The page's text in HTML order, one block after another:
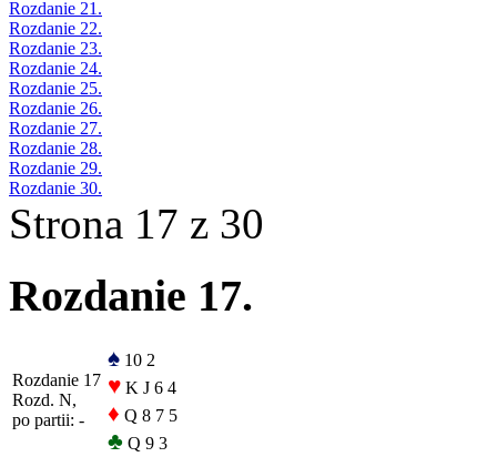
Rozdanie 21.
Rozdanie 22.
Rozdanie 23.
Rozdanie 24.
Rozdanie 25.
Rozdanie 26.
Rozdanie 27.
Rozdanie 28.
Rozdanie 29.
Rozdanie 30.
Strona 17 z 30
Rozdanie 17.
Rozdanie 17
Rozd. N,
po partii: -
♠ 10 2
♥ K J 6 4
♦ Q 8 7 5
♣ Q 9 3